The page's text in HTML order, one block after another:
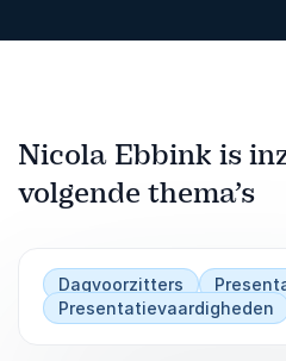
Nicola Ebbink is
volgende thema’s
Dagvoorzitters
Presentatievaardigheden